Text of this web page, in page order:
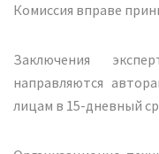
Комиссия вправе
Заключения
направляются
лицам в 15-дневный